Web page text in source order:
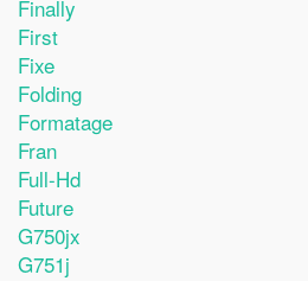
Finally
First
Fixe
Folding
Formatage
Fran
Full-Hd
Future
G750jx
G751j